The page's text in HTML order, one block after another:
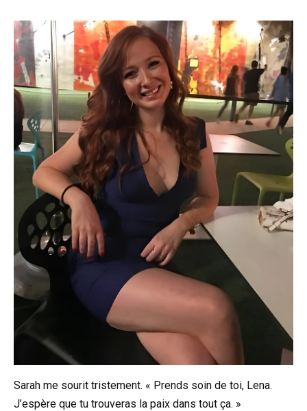
Sarah me sourit tristement. « Prends soin de toi, Lena.
J’espère que tu trouveras la paix dans tout ça. »